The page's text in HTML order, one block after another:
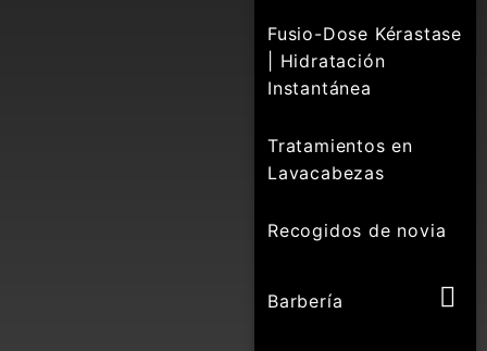
Fusio-Dose Kérastase
| Hidratación
Instantánea
Tratamientos en
Lavacabezas
Recogidos de novia
Barbería